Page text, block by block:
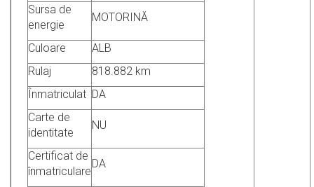
Sursa de
energie
MOTORINĂ
Culoare
ALB
Rulaj
818.882 km
Înmatriculat DA
Carte de
identitate
NU
Certificat de
înmatriculare
DA